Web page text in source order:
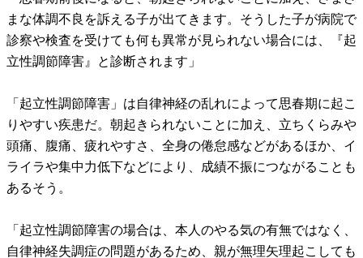
まな体調不良を訴える子が出てきます。そうした子が病院で
診察や検査を受けても何も異常が見られない場合には、『起
立性調節障害』と診断されます」
「起立性調節障害」は自律神経の乱れによって思春期に起こ
りやすい疾患だ。朝起きられないことに加え、立ちくらみや
頭痛、腹痛、疲れやすさ、全身の倦怠感などがあるほか、イ
ライラや集中力低下などにより、成績不振につながることも
あるそう。
「起立性調節障害の場合は、本人のやる気の有無ではなく、
自律神経失調症の問題があるため、親が無理矢理起こしても